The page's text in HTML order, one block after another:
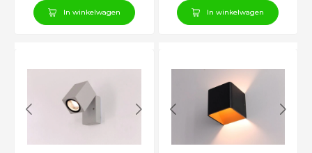
In winkelwagen In winkelwagen